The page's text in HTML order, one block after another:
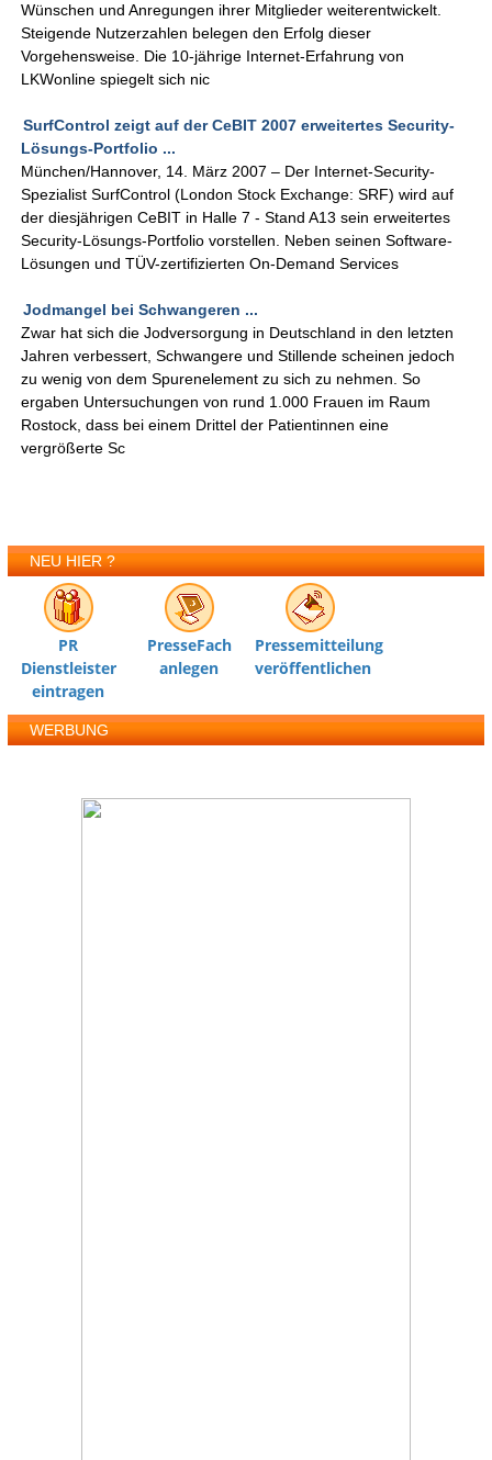
Wünschen und Anregungen ihrer Mitglieder weiterentwickelt.
Steigende Nutzerzahlen belegen den Erfolg dieser
Vorgehensweise. Die 10-jährige Internet-Erfahrung von
LKWonline spiegelt sich nic
SurfControl zeigt auf der CeBIT 2007 erweitertes Security-
Lösungs-Portfolio ...
München/Hannover, 14. März 2007 – Der Internet-Security-
Spezialist SurfControl (London Stock Exchange: SRF) wird auf
der diesjährigen CeBIT in Halle 7 - Stand A13 sein erweitertes
Security-Lösungs-Portfolio vorstellen. Neben seinen Software-
Lösungen und TÜV-zertifizierten On-Demand Services
Jodmangel bei Schwangeren ...
Zwar hat sich die Jodversorgung in Deutschland in den letzten
Jahren verbessert, Schwangere und Stillende scheinen jedoch
zu wenig von dem Spurenelement zu sich zu nehmen. So
ergaben Untersuchungen von rund 1.000 Frauen im Raum
Rostock, dass bei einem Drittel der Patientinnen eine
vergrößerte Sc
NEU HIER ?
PR
Dienstleister
eintragen
PresseFach
anlegen
Pressemitteilung
veröffentlichen
WERBUNG